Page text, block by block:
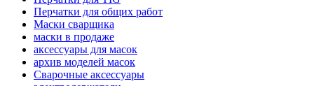
Перчатки для общих работ
Маски сварщика
маски в продаже
аксессуары для масок
архив моделей масок
Сварочные аксессуары